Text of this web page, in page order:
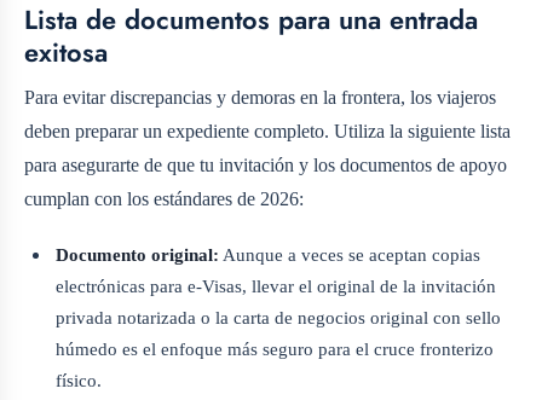
Lista de documentos para una entrada
exitosa
Para evitar discrepancias y demoras en la frontera, los viajeros
deben preparar un expediente completo. Utiliza la siguiente lista
para asegurarte de que tu invitación y los documentos de apoyo
cumplan con los estándares de 2026:
Documento original: Aunque a veces se aceptan copias
electrónicas para e-Visas, llevar el original de la invitación
privada notarizada o la carta de negocios original con sello
húmedo es el enfoque más seguro para el cruce fronterizo
físico.